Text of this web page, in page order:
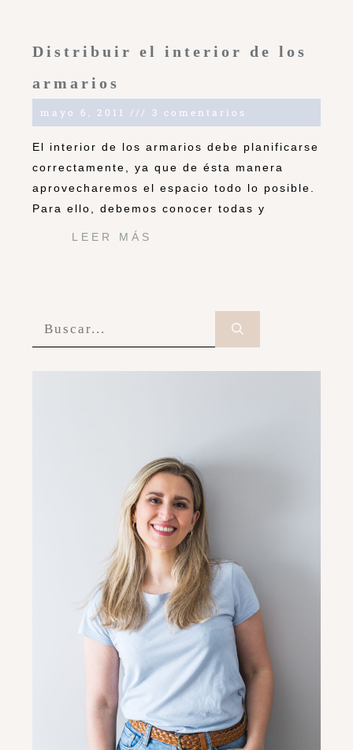
Distribuir el interior de los
armarios
mayo 6, 2011 3 comentarios
El interior de los armarios debe planificarse
correctamente, ya que de ésta manera
aprovecharemos el espacio todo lo posible.
Para ello, debemos conocer todas y
LEER MÁS